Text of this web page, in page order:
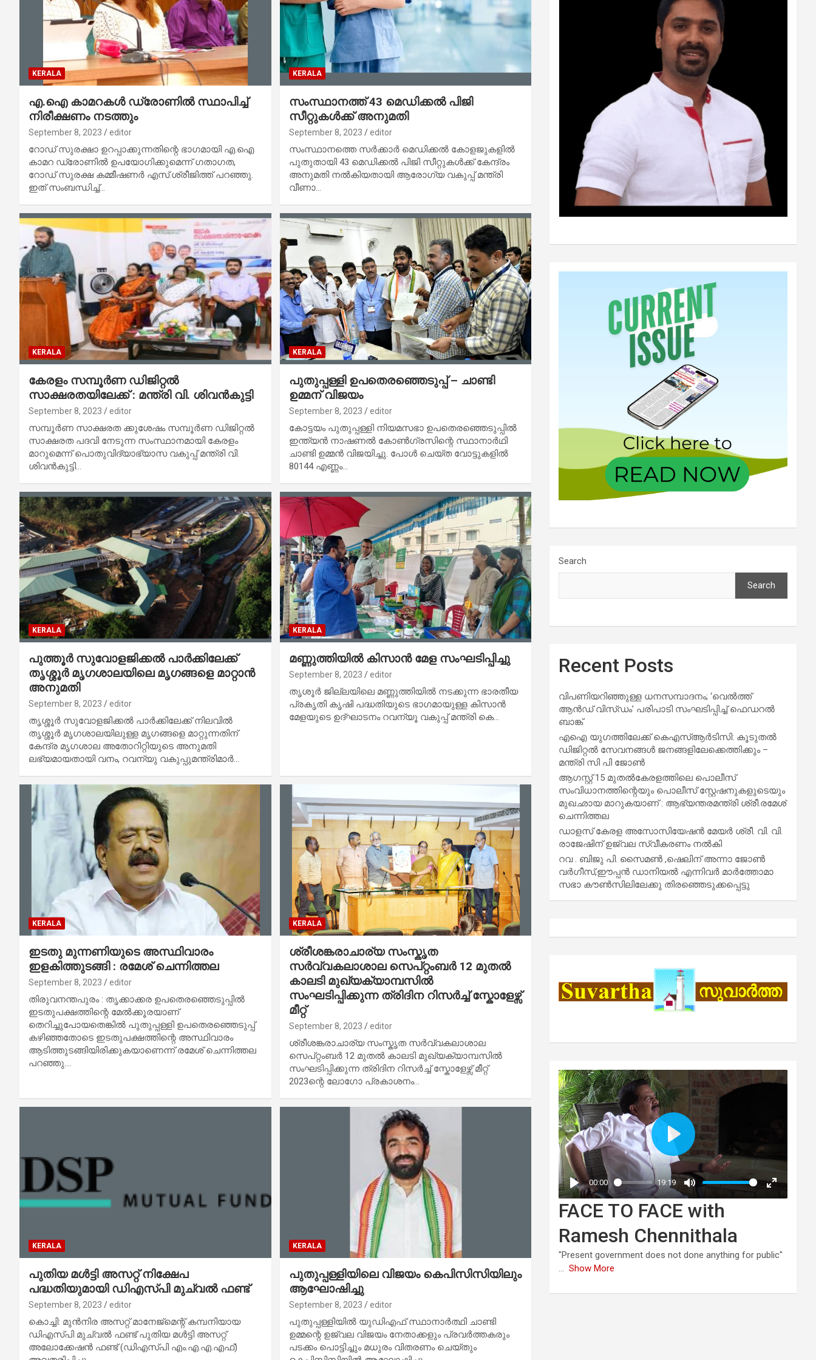
KERALA
എ.ഐ കാമറകള്‍ ഡ്രോണില്‍ സ്ഥാപിച്ച്
നിരീക്ഷണം നടത്തും
September 8, 2023 editor
റോഡ് സുരക്ഷാ ഉറപ്പാക്കുന്നതിന്റെ ഭാഗമായി എ.ഐ
കാമറ ഡ്രോണില്‍ ഉപയോഗിക്കുമെന്ന് ഗതാഗത,
റോഡ് സുരക്ഷ കമ്മീഷണര്‍ എസ്.ശ്രീജിത്ത് പറഞ്ഞു.
ഇത് സംബന്ധിച്ച്…
KERALA
സംസ്ഥാനത്ത് 43 മെഡിക്കൽ പിജി
സീറ്റുകൾക്ക് അനുമതി
September 8, 2023 editor
സംസ്ഥാനത്തെ സർക്കാർ മെഡിക്കൽ കോളജുകളിൽ
പുതുതായി 43 മെഡിക്കൽ പിജി സീറ്റുകൾക്ക് കേന്ദ്രം
അനുമതി നൽകിയതായി ആരോഗ്യ വകുപ്പ് മന്ത്രി
വീണാ…
KERALA
കേരളം സമ്പൂർണ ഡിജിറ്റൽ
സാക്ഷരതയിലേക്ക് : മന്ത്രി വി. ശിവൻകുട്ടി
September 8, 2023 editor
സമ്പൂർണ സാക്ഷരത ക്കുശേഷം സമ്പൂർണ ഡിജിറ്റൽ
സാക്ഷരത പദവി നേടുന്ന സംസ്ഥാനമായി കേരളം
മാറുമെന്ന് പൊതുവിദ്യാഭ്യാസ വകുപ്പ് മന്ത്രി വി.
ശിവൻകുട്ടി…
KERALA
പുതുപ്പള്ളി ഉപതെരഞ്ഞെടുപ്പ് – ചാണ്ടി
ഉമ്മന് വിജയം
September 8, 2023 editor
കോട്ടയം പുതുപ്പള്ളി നിയമസഭാ ഉപതെരഞ്ഞെടുപ്പിൽ
ഇന്ത്യൻ നാഷണൽ കോൺഗ്രസിന്റെ സ്ഥാനാർഥി
ചാണ്ടി ഉമ്മൻ വിജയിച്ചു. പോൾ ചെയ്ത വോട്ടുകളിൽ
80144 എണ്ണം…
KERALA
പുത്തൂർ സുവോളജിക്കൽ പാർക്കിലേക്ക്
തൃശ്ശൂർ മൃഗശാലയിലെ മൃഗങ്ങളെ മാറ്റാൻ
അനുമതി
September 8, 2023 editor
തൃശ്ശൂർ സുവോളജിക്കൽ പാർക്കിലേക്ക് നിലവിൽ
തൃശ്ശൂർ മൃഗശാലയിലുള്ള മൃഗങ്ങളെ മാറ്റുന്നതിന്
കേന്ദ്ര മൃഗശാല അതോറിറ്റിയുടെ അനുമതി
ലഭ്യമായതായി വനം, റവന്യു വകുപ്പുമന്ത്രിമാർ…
KERALA
മണ്ണുത്തിയിൽ കിസാൻ മേള സംഘടിപ്പിച്ചു
September 8, 2023 editor
തൃശൂർ ജില്ലയിലെ മണ്ണുത്തിയിൽ നടക്കുന്ന ഭാരതീയ
പ്രകൃതി കൃഷി പദ്ധതിയുടെ ഭാഗമായുള്ള കിസാൻ
മേളയുടെ ഉദ്ഘാടനം റവന്യൂ വകുപ്പ് മന്ത്രി കെ…
KERALA
ഇടതു മുന്നണിയുടെ അസ്ഥിവാരം
ഇളകിത്തുടങ്ങി : രമേശ് ചെന്നിത്തല
September 8, 2023 editor
തിരുവനന്തപുരം : തൃക്കാക്കര ഉപതെരഞ്ഞെടുപ്പില്‍
ഇടതുപക്ഷത്തിന്റെ മേല്‍ക്കൂരയാണ്
തെറിച്ചുപോയതെങ്കില്‍ പുതുപ്പള്ളി ഉപതെരഞ്ഞെടുപ്പ്
കഴിഞ്ഞതോടെ ഇടതുപക്ഷത്തിന്റെ അസ്ഥിവാരം
ആടിത്തുടങ്ങിയിരിക്കുകയാണെന്ന് രമേശ് ചെന്നിത്തല
പറഞ്ഞു.…
KERALA
ശ്രീശങ്കരാചാര്യ സംസ്കൃത
സർവ്വകലാശാല സെപ്റ്റംബർ 12 മുതൽ
കാലടി മുഖ്യക്യാമ്പസിൽ
സംഘടിപ്പിക്കുന്ന ത്രിദിന റിസർച്ച് സ്കോളേഴ്സ്
മീറ്റ്
September 8, 2023 editor
ശ്രീശങ്കരാചാര്യ സംസ്കൃത സർവ്വകലാശാല
സെപ്റ്റംബർ 12 മുതൽ കാലടി മുഖ്യക്യാമ്പസിൽ
സംഘടിപ്പിക്കുന്ന ത്രിദിന റിസർച്ച് സ്കോളേഴ്സ് മീറ്റ്
2023ന്റെ ലോഗോ പ്രകാശനം…
KERALA
പുതിയ മള്‍ട്ടി അസറ്റ് നിക്ഷേപ
പദ്ധതിയുമായി ഡിഎസ്പി മുച്വല്‍ ഫണ്ട്
September 8, 2023 editor
കൊച്ചി: മുന്‍നിര അസറ്റ് മാനേജ്‌മെന്റ് കമ്പനിയായ
ഡിഎസ്പി മുച്വല്‍ ഫണ്ട് പുതിയ മള്‍ട്ടി അസറ്റ്
അലോക്കേഷന്‍ ഫണ്ട് (ഡിഎസ്പി എം.എ.എ.എഫ്)
KERALA
പുതുപ്പള്ളിയിലെ വിജയം കെപിസിസിയിലും
ആഘോഷിച്ചു
September 8, 2023 editor
പുതുപ്പള്ളിയില്‍ യുഡിഎഫ് സ്ഥാനാര്‍ത്ഥി ചാണ്ടി
ഉമ്മന്റെ ഉജ്വല വിജയം നേതാക്കളും പ്രവര്‍ത്തകരും
പടക്കം പൊട്ടിച്ചും മധുരം വിതരണം ചെയ്തും
Search
Search
Recent Posts
വിപണിയറിഞ്ഞുള്ള ധനസമ്പാദനം; ‘വെൽത്ത്
ആൻഡ് വിസ്‌ഡം’ പരിപാടി സംഘടിപ്പിച്ച് ഫെഡറൽ
ബാങ്ക്
എഐ യുഗത്തിലേക്ക് കെഎസ്ആർടിസി: കൂടുതൽ
ഡിജിറ്റൽ സേവനങ്ങൾ ജനങ്ങളിലേക്കെത്തിക്കും –
മന്ത്രി സി പി ജോൺ
ആഗസ്റ്റ് 15 മുതല്‍കേരളത്തിലെ പൊലീസ്
സംവിധാനത്തിന്റെയും പൊലീസ് സ്റ്റേഷനുകളുടെയും
മുഖഛായ മാറുകയാണ് : ആഭ്യന്തരമന്ത്രി ശ്രീ.രമേശ്
ചെന്നിത്തല
ഡാളസ് കേരള അസോസിയേഷൻ മേയർ ശ്രീ. വി. വി.
രാജേഷിന് ഉജ്വല സ്വീകരണം നൽകി
റവ . ബിജു പി. സൈമൺ ,ഷെലിന് അന്നാ ജോൺ
വർഗീസ്,ഈപ്പൻ ഡാനിയൽ എന്നിവർ മാർത്തോമാ
സഭാ കൗൺസിലിലേക്കു തിരഞ്ഞെടുക്കപ്പെട്ടു
FACE TO FACE with
Ramesh Chennithala
"Present government does not done anything for public"
... Show More